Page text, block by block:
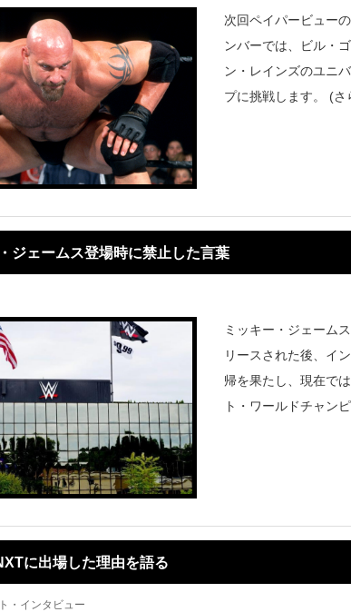
次回ペイパービュー
ンバーでは、ビル・
ン・レインズのユニ
プに挑戦します。 (さ
ジェームス登場時に禁止した言葉
ミッキー・ジェーム
リースされた後、イ
帰を果たし、現在で
ト・ワールドチャン
に出場した理由を語る
・インタビュー